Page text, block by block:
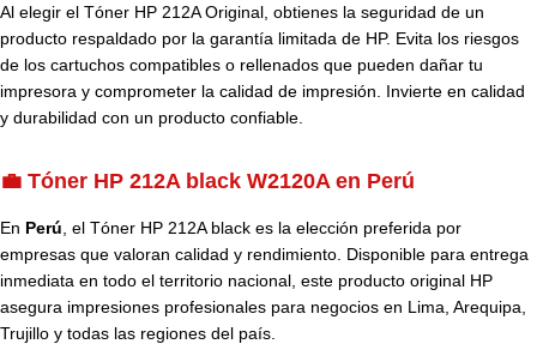
Al elegir el Tóner HP 212A Original, obtienes la seguridad de un
producto respaldado por la garantía limitada de HP. Evita los riesgos
de los cartuchos compatibles o rellenados que pueden dañar tu
impresora y comprometer la calidad de impresión. Invierte en calidad
y durabilidad con un producto confiable.
💼 Tóner HP 212A black W2120A en Perú
En Perú , el Tóner HP 212A black es la elección preferida por
empresas que valoran calidad y rendimiento. Disponible para entrega
inmediata en todo el territorio nacional, este producto original HP
asegura impresiones profesionales para negocios en Lima, Arequipa,
Trujillo y todas las regiones del país.